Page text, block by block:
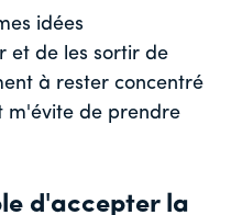
idées
et de les sortir de
à rester concentré
m'évite de prendre
d'accepter la